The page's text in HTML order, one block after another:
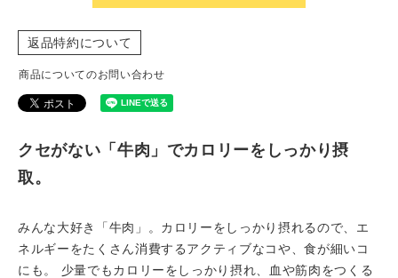
返品特約について
商品についてのお問い合わせ
クセがない「牛肉」でカロリーをしっかり摂
取。
みんな大好き「牛肉」。カロリーをしっかり摂れるので、エ
ネルギーをたくさん消費するアクティブなコや、食が細いコ
にも。 少量でもカロリーをしっかり摂れ、血や筋肉をつくる